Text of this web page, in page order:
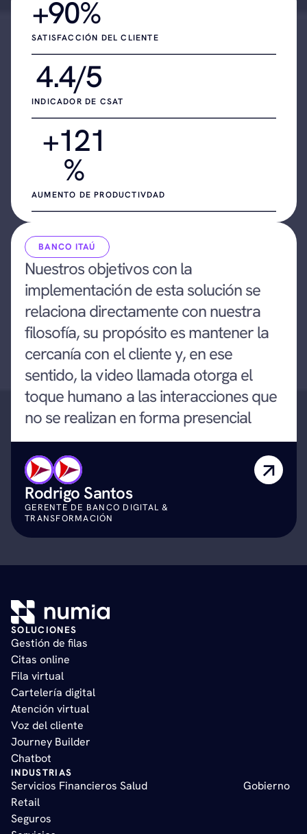
+90%
SATISFACCIÓN DEL CLIENTE
4.4/5
INDICADOR DE CSAT
+121
%
AUMENTO DE PRODUCTIVDAD
BANCO ITAÚ
Nuestros objetivos con la
implementación de esta solución se
relaciona directamente con nuestra
filosofía, su propósito es mantener la
cercanía con el cliente y, en ese
sentido, la video llamada otorga el
toque humano a las interacciones que
no se realizan en forma presencial
Rodrigo Santos
GERENTE DE BANCO DIGITAL &
TRANSFORMACIÓN
SOLUCIONES
Gestión de filas
Citas online
Fila virtual
Cartelería digital
Atención virtual
Voz del cliente
Journey Builder
Chatbot
INDUSTRIAS
Servicios Financieros Salud
Retail
Seguros